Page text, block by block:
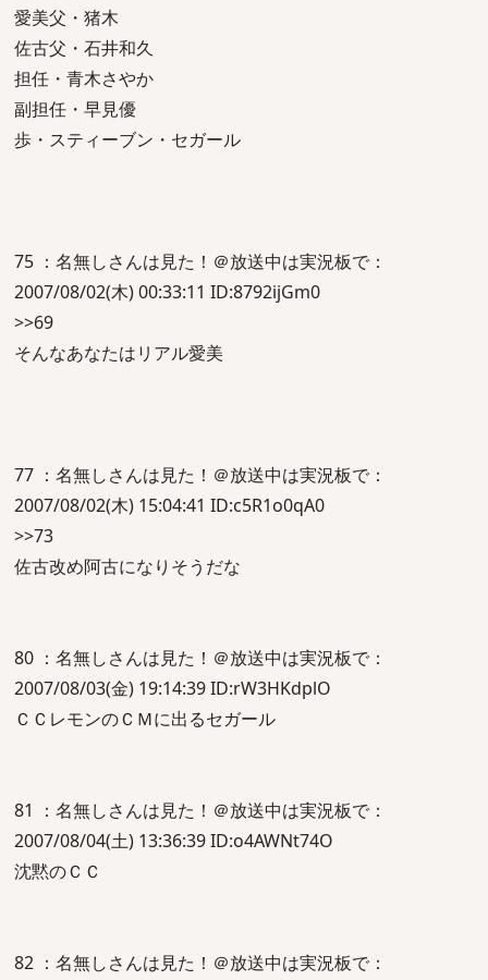
愛美父・猪木
佐古父・石井和久
担任・青木さやか
副担任・早見優
歩・スティーブン・セガール
75 ：名無しさんは見た！＠放送中は実況板で：
2007/08/02(木) 00:33:11 ID:8792ijGm0
>>69
そんなあなたはリアル愛美
77 ：名無しさんは見た！＠放送中は実況板で：
2007/08/02(木) 15:04:41 ID:c5R1o0qA0
>>73
佐古改め阿古になりそうだな
80 ：名無しさんは見た！＠放送中は実況板で：
2007/08/03(金) 19:14:39 ID:rW3HKdplO
ＣＣレモンのＣＭに出るセガール
81 ：名無しさんは見た！＠放送中は実況板で：
2007/08/04(土) 13:36:39 ID:o4AWNt74O
沈黙のＣＣ
82 ：名無しさんは見た！＠放送中は実況板で：